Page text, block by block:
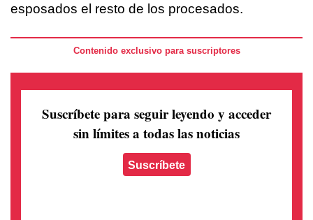
esposados el resto de los procesados.
Contenido exclusivo para suscriptores
Suscríbete para seguir leyendo y acceder
sin límites a todas las noticias
Suscríbete